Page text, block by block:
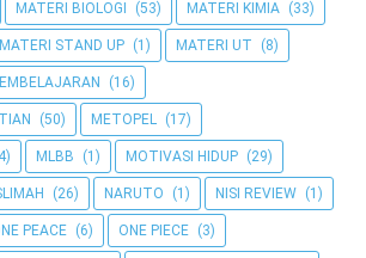
MATERI BIOLOGI (53) MATERI KIMIA (33)
MATERI STAND UP (1) MATERI UT (8)
(16)
(50) METOPEL (17)
MLBB (1) MOTIVASI HIDUP (29)
(26) NARUTO (1) NISI REVIEW (1)
PEACE (6) ONE PIECE (3)